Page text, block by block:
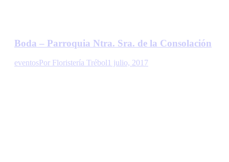
Boda – Parroquia Ntra. Sra. de la Consolación
eventosPor Floristería Trébol1 julio, 2017